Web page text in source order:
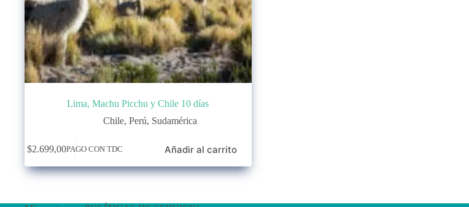
Lima, Machu Picchu y Chile 10 días
Chile,Perú, Sudamérica
$2.699,00PAGO CON TDC Añadir al carrito